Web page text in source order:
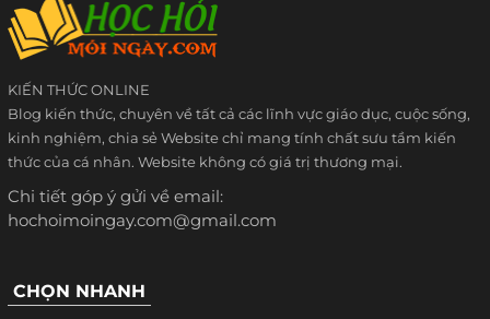
KIẾN THỨC ONLINE
Blog kiến thức, chuyên về tất cả các lĩnh vực giáo dục, cuộc sống,
kinh nghiệm, chia sẻ Website chỉ mang tính chất sưu tầm kiến
thức của cá nhân. Website không có giá trị thương mại.
Chi tiết góp ý gửi về email:
hochoimoingay.com@gmail.com
CHỌN NHANH